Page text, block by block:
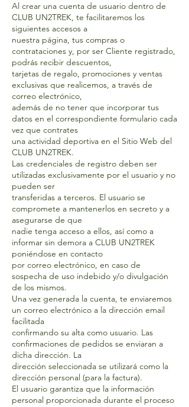
Al crear una cuenta de usuario dentro de
CLUB UN2TREK, te facilitaremos los
siguientes accesos a
nuestra página, tus compras o
contrataciones y, por ser Cliente registrado,
podrás recibir descuentos,
tarjetas de regalo, promociones y ventas
exclusivas que realicemos, a través de
correo electrónico,
además de no tener que incorporar tus
datos en el correspondiente formulario cada
vez que contrates
una actividad deportiva en el Sitio Web del
CLUB UN2TREK.
Las credenciales de registro deben ser
utilizadas exclusivamente por el usuario y no
pueden ser
transferidas a terceros. El usuario se
compromete a mantenerlos en secreto y a
asegurarse de que
nadie tenga acceso a ellos, así como a
informar sin demora a CLUB UN2TREK
poniéndose en contacto
por correo electrónico, en caso de
sospecha de uso indebido y/o divulgación
de los mismos.
Una vez generada la cuenta, te enviaremos
un correo electrónico a la dirección email
facilitada
confirmando su alta como usuario. Las
confirmaciones de pedidos se enviaran a
dicha dirección. La
dirección seleccionada se utilizará como la
dirección personal (para la factura).
El usuario garantiza que la información
personal proporcionada durante el proceso